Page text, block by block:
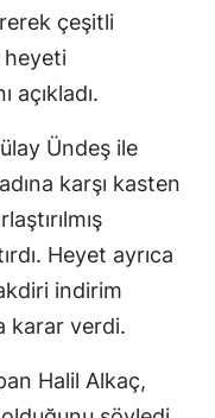
çeşitli
heyeti
açıkladı.
Ündeş ile
karşı kasten
Heyet ayrıca
indirim
karar verdi.
Halil Alkaç,